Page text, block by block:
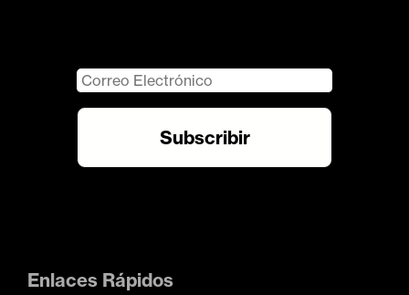
Enlaces Rápidos